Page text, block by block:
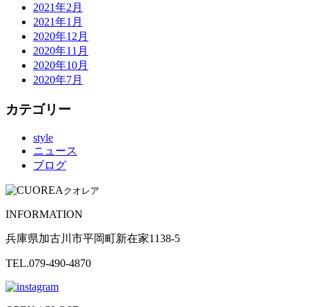
2021年2月
2021年1月
2020年12月
2020年11月
2020年10月
2020年7月
カテゴリー
style
ニュース
ブログ
クオレア
INFORMATION
兵庫県加古川市平岡町新在家1138-5
TEL.079-490-4870